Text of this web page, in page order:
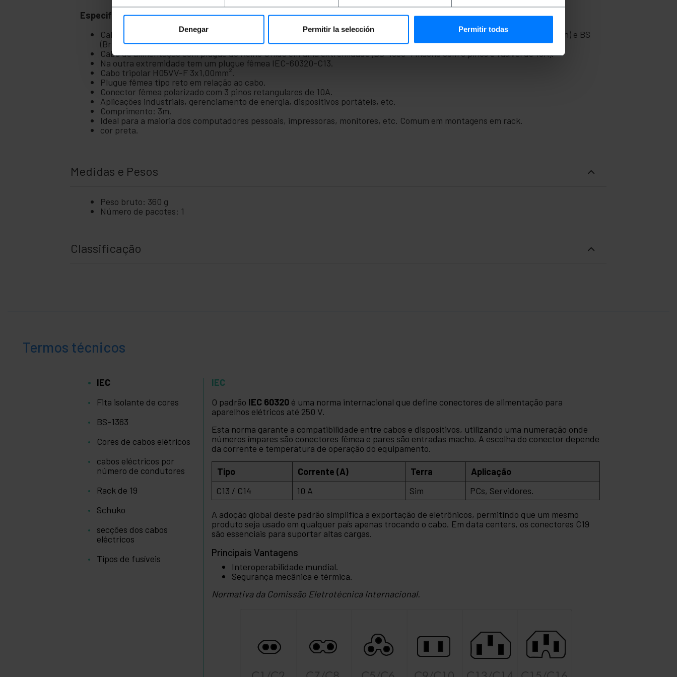
Denegar Permitir la selección Permitir todas
Especificações
Cabo de alimentação para equipamentos eletrônicos, baseado nas normas IEC (International Electrotechnical Commission) e BS
(British Standard).
Cabo de alimentação com plugue do Reino Unido em uma extremidade (BS-1363-1 macho com 3 pinos e fusível de 13A).
Na outra extremidade tem um plugue fêmea IEC-60320-C13.
Cabo tripolar H05VV-F 3x1,00mm².
Plugue fêmea tipo reto em relação ao cabo.
Conector fêmea polarizado com 3 pinos retangulares de 10A.
Aplicações industriais, gerenciamento de energia, dispositivos portáteis, etc.
Comprimento: 3m.
Ideal para a maioria dos computadores pessoais, impressoras, monitores, etc. Comum em montagens em rack.
cor preta.
Medidas e Pesos
Peso bruto: 360 g
Número de pacotes: 1
Classificação
Termos técnicos
IEC
Fita isolante de cores
BS-1363
Cores de cabos elétricos
cabos eléctricos por
número de condutores
Rack de 19
Schuko
secções dos cabos
eléctricos
Tipos de fusíveis
IEC
O padrão IEC 60320 é uma norma internacional que define conectores de alimentação para
aparelhos elétricos até 250 V.
Esta norma garante a compatibilidade entre cabos e dispositivos, utilizando uma numeração onde
números ímpares são conectores fêmea e pares são entradas macho. A escolha do conector depende
da corrente e temperatura de operação do equipamento.
Tipo Corrente (A) Terra
Aplicação
C13 / C14
10 A Sim PCs, Servidores.
A adoção global deste padrão simplifica a exportação de eletrônicos, permitindo que um mesmo
produto seja usado em qualquer país apenas trocando o cabo. Em data centers, os conectores C19
são essenciais para suportar altas cargas.
Principais Vantagens
Interoperabilidade mundial.
Segurança mecânica e térmica.
Normativa da Comissão Eletrotécnica Internacional.